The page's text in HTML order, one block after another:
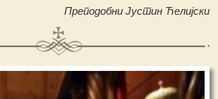
Преподобни Јустин Ћелијски